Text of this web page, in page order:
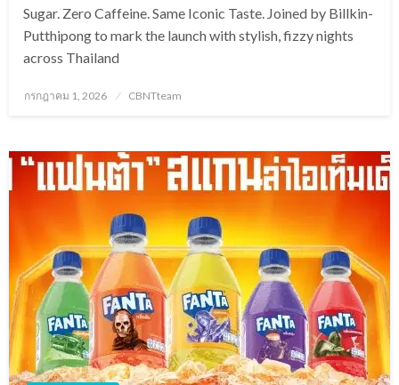
Sugar. Zero Caffeine. Same Iconic Taste. Joined by Billkin-
Putthipong to mark the launch with stylish, fizzy nights
across Thailand
Posted
กรกฎาคม 1, 2026 CBNTteam